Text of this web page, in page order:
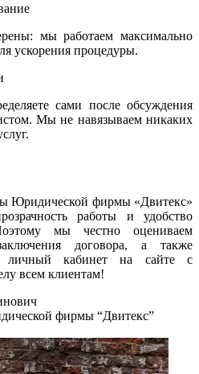
мы работаем максимально
ускорения процедуры.
сами после обсуждения
Мы не навязываем никаких
Юридической фирмы «Двитекс»
работы и удобство
мы честно оцениваем
договора, а также
личный кабинет на сайте с
всем клиентам!
фирмы “Двитекс”